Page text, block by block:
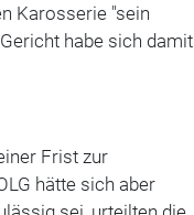
Karosserie "sein
habe sich damit
Frist zur
hätte sich aber